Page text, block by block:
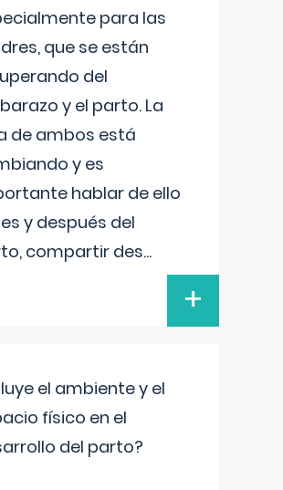
para las
que se están
del
y el parto. La
de ambos está
y es
hablar de ello
y después del
compartir des...
+
el ambiente y el
físico en el
del parto?